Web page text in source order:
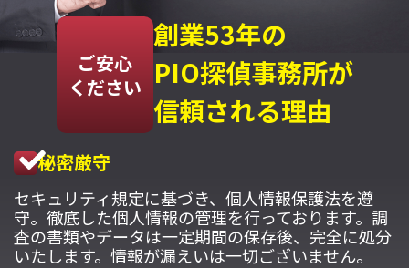
ご安心
ください
創業53年の
PIO探偵事務所が
信頼される理由
秘密厳守
セキュリティ規定に基づき、個人情報保護法を遵
守。徹底した個人情報の管理を行っております。調
査の書類やデータは一定期間の保存後、完全に処分
いたします。情報が漏えいは一切ございません。